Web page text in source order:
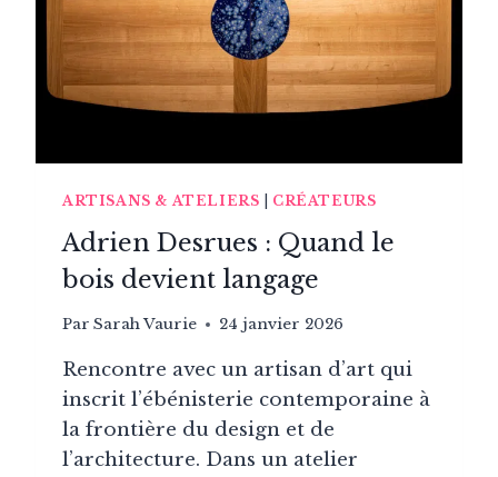
ARTISANS & ATELIERS CRÉATEURS
Adrien Desrues : Quand le
bois devient langage
Par Sarah Vaurie 24 janvier 2026
Rencontre avec un artisan d’art qui
inscrit l’ébénisterie contemporaine à
la frontière du design et de
l’architecture. Dans un atelier